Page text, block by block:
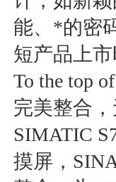
能、*的密
短产品上
To the top
完美整合
SIMATIC
摸屏，